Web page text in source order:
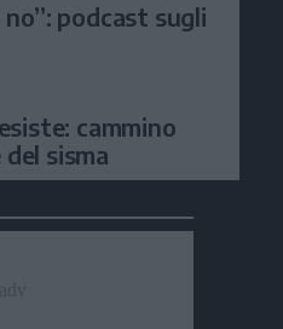
no”: podcast sugli
cammino
sisma